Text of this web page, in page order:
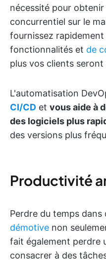
nécessité pour
concurrentiel sur le
fournissez rapidement
fonctionnalités et de
plus vos clients
L'automatisation
CI/CD et vous aide à
des logiciels plus
des versions plus
Productivité
Perdre du temps dans
démotive non
fait également perdre
consacrer à des